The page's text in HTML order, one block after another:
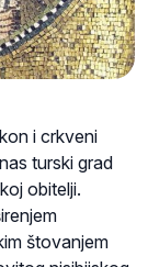
i crkveni
turski grad
obitelji.
štovanjem